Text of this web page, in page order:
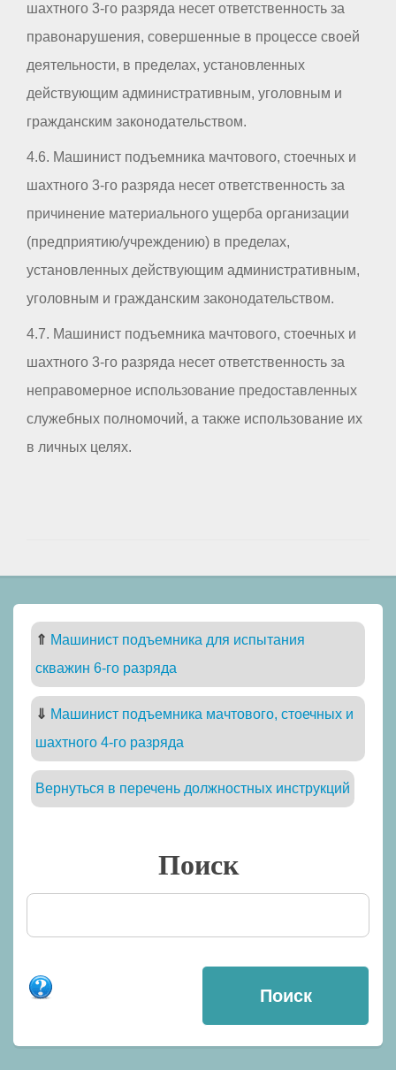
шахтного 3-го разряда несет ответственность за
правонарушения, совершенные в процессе своей
деятельности, в пределах, установленных
действующим административным, уголовным и
гражданским законодательством.
4.6. Машинист подъемника мачтового, стоечных и
шахтного 3-го разряда несет ответственность за
причинение материального ущерба организации
(предприятию/учреждению) в пределах,
установленных действующим административным,
уголовным и гражданским законодательством.
4.7. Машинист подъемника мачтового, стоечных и
шахтного 3-го разряда несет ответственность за
неправомерное использование предоставленных
служебных полномочий, а также использование их
в личных целях.
⇑ Машинист подъемника для испытания
скважин 6-го разряда
⇓ Машинист подъемника мачтового, стоечных и
шахтного 4-го разряда
Вернуться в перечень должностных инструкций
Поиск